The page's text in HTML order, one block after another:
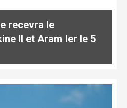
recevra le
II et Aram Ier le 5